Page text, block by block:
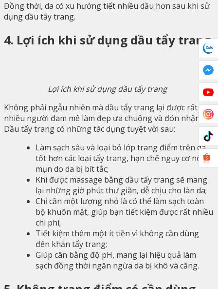
Đồng thời, da có xu hướng tiết nhiều dầu hơn sau khi sử
dụng dầu tẩy trang.
4. Lợi ích khi sử dụng dầu tẩy trang
Lợi ích khi sử dụng dầu tẩy trang
Không phải ngẫu nhiên mà dầu tẩy trang lại được rất
nhiều người đam mê làm đẹp ưa chuộng và đón nhận.
Dầu tẩy trang có những tác dụng tuyệt vời sau:
Làm sạch sâu và loại bỏ lớp trang điểm trên da
tốt hơn các loại tẩy trang, hạn chế nguy cơ nổi
mụn do da bị bít tắc;
Khi được massage bằng dầu tẩy trang sẽ mang
lại những giờ phút thư giãn, dễ chịu cho làn da;
Chỉ cần một lượng nhỏ là có thể làm sạch toàn
bộ khuôn mặt, giúp bạn tiết kiệm được rất nhiều
chi phí;
Tiết kiệm thêm một ít tiền vì không cần dùng
đến khăn tẩy trang;
Giúp cân bằng độ pH, mang lại hiệu quả làm
sạch đồng thời ngăn ngừa da bị khô và căng.